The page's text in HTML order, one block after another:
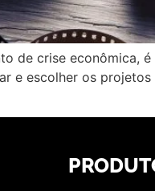
de crise econômica,
e escolher os